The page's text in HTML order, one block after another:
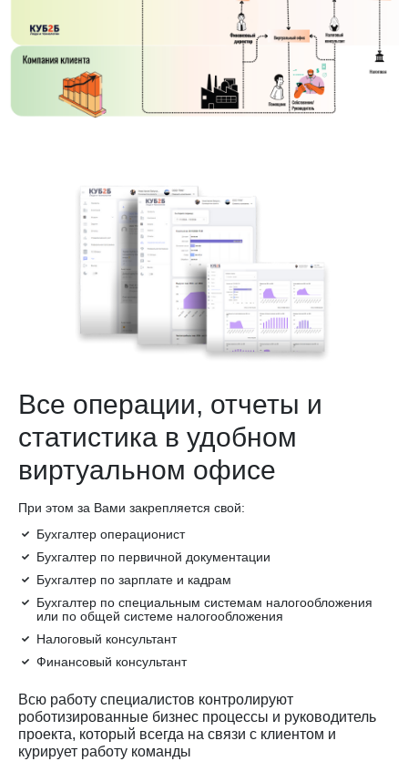
Все операции, отчеты и
статистика в удобном
виртуальном офисе
При этом за Вами закрепляется свой:
Бухгалтер операционист
Бухгалтер по первичной документации
Бухгалтер по зарплате и кадрам
Бухгалтер по специальным системам налогообложения
или по общей системе налогообложения
Налоговый консультант
Финансовый консультант
Всю работу специалистов контролируют
роботизированные бизнес процессы и руководитель
проекта, который всегда на связи с клиентом и
курирует работу команды